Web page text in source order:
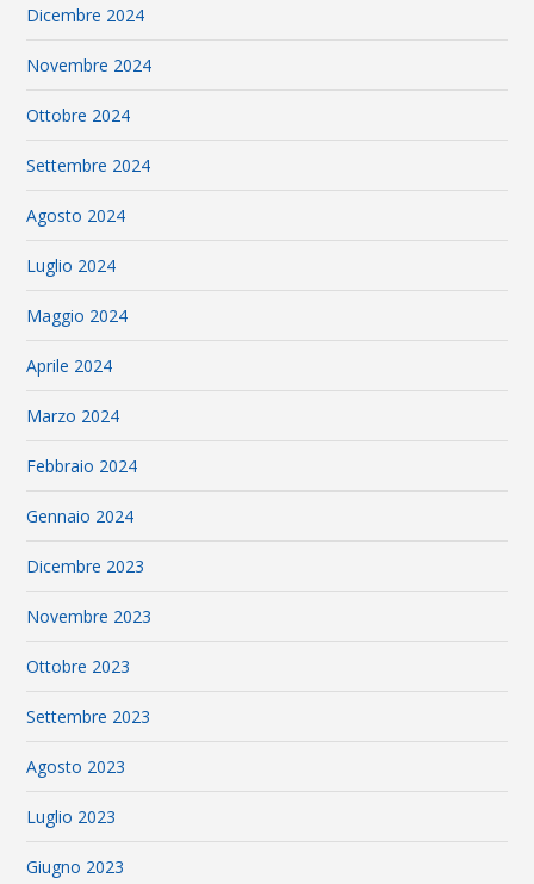
Dicembre 2024
Novembre 2024
Ottobre 2024
Settembre 2024
Agosto 2024
Luglio 2024
Maggio 2024
Aprile 2024
Marzo 2024
Febbraio 2024
Gennaio 2024
Dicembre 2023
Novembre 2023
Ottobre 2023
Settembre 2023
Agosto 2023
Luglio 2023
Giugno 2023